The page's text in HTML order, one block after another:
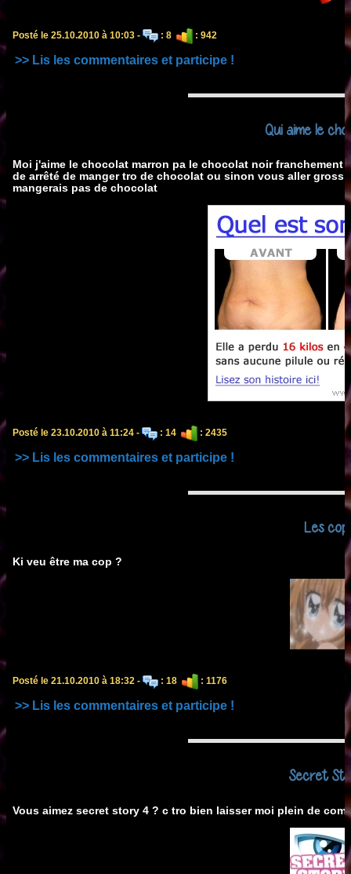
Posté le 25.10.2010 à 10:03 - : 8 : 942
>> Lis les commentaires et participe !
Qui aime le
Moi j'aime le chocolat marron pa le chocolat noir
de arrêté de manger tro de chocolat ou sinon vous aller
mangerais pas de chocolat
Posté le 23.10.2010 à 11:24 - : 14 : 2435
>> Lis les commentaires et participe !
Les cop
Ki veu être ma cop ?
Posté le 21.10.2010 à 18:32 - : 18 : 1176
>> Lis les commentaires et participe !
Secret
Vous aimez secret story 4 ? c tro bien laisser moi plein de